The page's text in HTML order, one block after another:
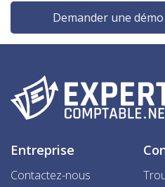
Demander une démo
Entreprise
Contactez-nous